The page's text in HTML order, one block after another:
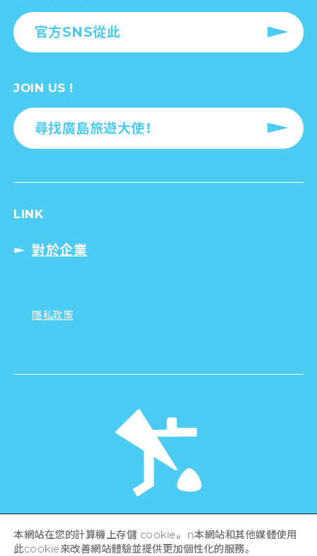
官方SNS從此
JOIN US !
尋找廣島旅遊大使！
LINK
對於企業
隱私政策
Hiroshima Prefecture / Hiroshima City .
All rights reserved
本網站在您的計算機上存儲 cookie。 n本網站和其他媒體使用
此cookie來改善網站體驗並提供更加個性化的服務。